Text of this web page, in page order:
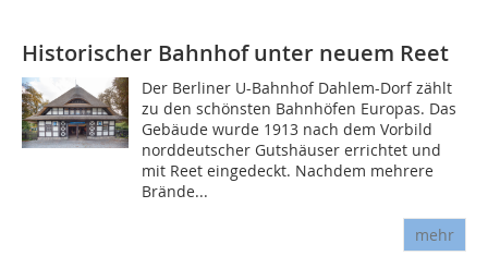
Historischer Bahnhof unter neuem Reet
Der Berliner U-Bahnhof Dahlem-Dorf zählt
zu den schönsten Bahnhöfen Europas. Das
Gebäude wurde 1913 nach dem Vorbild
norddeutscher Gutshäuser errichtet und
mit Reet eingedeckt. Nachdem mehrere
Brände...
mehr